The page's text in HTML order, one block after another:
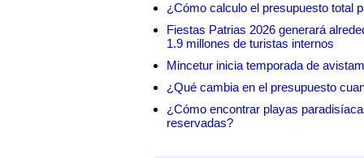
¿Cómo calculo el presupuesto total
Fiestas Patrias 2026 generará
1.9 millones de turistas internos
Mincetur inicia temporada de
¿Qué cambia en el presupuesto
¿Cómo encontrar playas
reservadas?